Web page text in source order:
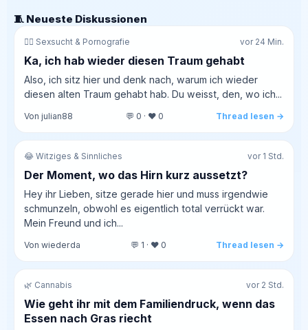
🧵 Neueste Diskussionen
❤️‍🔥 Sexsucht & Pornografie vor 24 Min.
Ka, ich hab wieder diesen Traum gehabt
Also, ich sitz hier und denk nach, warum ich wieder
diesen alten Traum gehabt hab. Du weisst, den, wo ich...
Von julian88 💬 0 · ❤️ 0 Thread lesen →
😂 Witziges & Sinnliches vor 1 Std.
Der Moment, wo das Hirn kurz aussetzt?
Hey ihr Lieben, sitze gerade hier und muss irgendwie
schmunzeln, obwohl es eigentlich total verrückt war.
Mein Freund und ich...
Von wiederda 💬 1 · ❤️ 0 Thread lesen →
🌿 Cannabis vor 2 Std.
Wie geht ihr mit dem Familiendruck, wenn das
Essen nach Gras riecht